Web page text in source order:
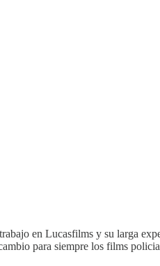
en Lucasfilms y su larga
para siempre los films